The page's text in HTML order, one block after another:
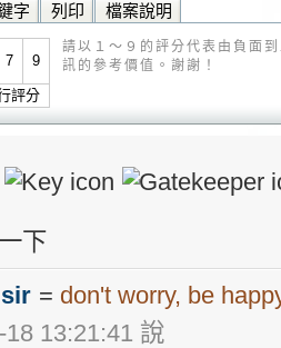
字 列印 檔案說明
7 9
評分
請以１～９的評分代表由負面
訊的參考價值。謝謝！
下
= don't worry, be
18 13:21:41 說